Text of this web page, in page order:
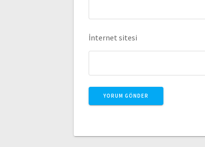
İnternet sitesi